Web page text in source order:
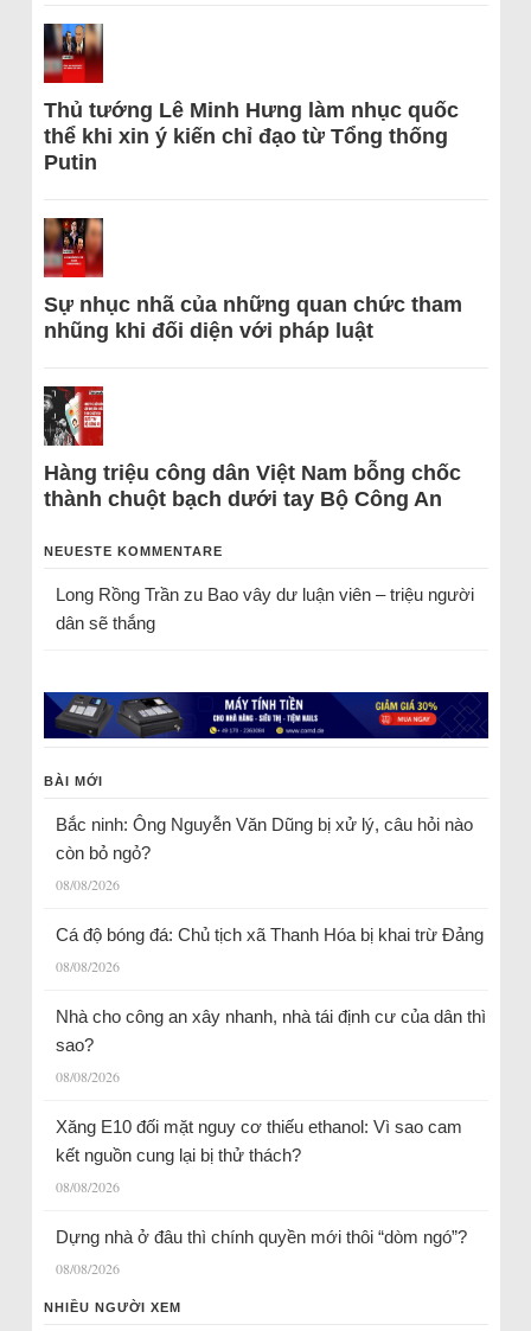
Thủ tướng Lê Minh Hưng làm nhục quốc
thể khi xin ý kiến chỉ đạo từ Tổng thống
Putin
Sự nhục nhã của những quan chức tham
nhũng khi đối diện với pháp luật
Hàng triệu công dân Việt Nam bỗng chốc
thành chuột bạch dưới tay Bộ Công An
NEUESTE KOMMENTARE
Long Rồng Trầnzu Bao vây dư luận viên – triệu người
dân sẽ thắng
BÀI MỚI
Bắc ninh: Ông Nguyễn Văn Dũng bị xử lý, câu hỏi nào
còn bỏ ngỏ?
08/08/2026
Cá độ bóng đá: Chủ tịch xã Thanh Hóa bị khai trừ Đảng
08/08/2026
Nhà cho công an xây nhanh, nhà tái định cư của dân thì
sao?
08/08/2026
Xăng E10 đối mặt nguy cơ thiếu ethanol: Vì sao cam
kết nguồn cung lại bị thử thách?
08/08/2026
Dựng nhà ở đâu thì chính quyền mới thôi “dòm ngó”?
08/08/2026
NHIỀU NGƯỜI XEM